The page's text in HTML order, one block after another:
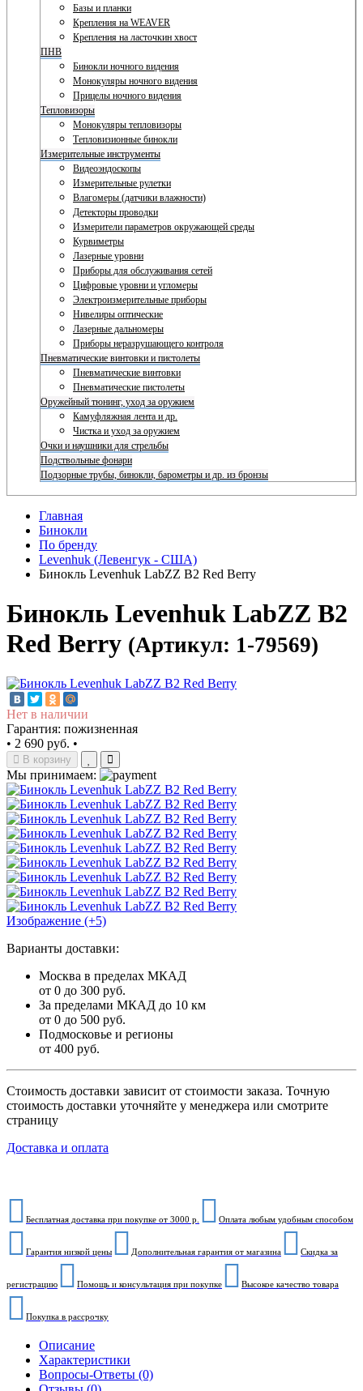
Базы и планки
Крепления на WEAVER
Крепления на ласточкин хвост
ПНВ
Бинокли ночного видения
Монокуляры ночного видения
Прицелы ночного видения
Тепловизоры
Монокуляры тепловизоры
Тепловизионные бинокли
Измерительные инструменты
Видеоэндоскопы
Измерительные рулетки
Влагомеры (датчики влажности)
Детекторы проводки
Измерители параметров окружающей среды
Курвиметры
Лазерные уровни
Приборы для обслуживания сетей
Цифровые уровни и угломеры
Электроизмерительные приборы
Нивелиры оптические
Лазерные дальномеры
Приборы неразрушающего контроля
Пневматические винтовки и пистолеты
Пневматические винтовки
Пневматические пистолеты
Оружейный тюнинг, уход за оружием
Камуфляжная лента и др.
Чистка и уход за оружием
Очки и наушники для стрельбы
Подствольные фонари
Подзорные трубы, бинокли, барометры и др. из бронзы
Главная
Бинокли
По бренду
Levenhuk (Левенгук - США)
Бинокль Levenhuk LabZZ B2 Red Berry
Бинокль Levenhuk LabZZ B2
Red Berry (Артикул: 1-79569)
Нет в наличии
Гарантия: пожизненная
• 2 690 руб. •
В корзину
Мы принимаем:
Изображение (+5)
Варианты доставки:
Москва в пределах МКАД
от 0 до 300 руб.
За пределами МКАД до 10 км
от 0 до 500 руб.
Подмосковье и регионы
от 400 руб.
Стоимость доставки зависит от стоимости заказа. Точную
стоимость доставки уточняйте у менеджера или смотрите
страницу
Доставка и оплата
Бесплатная доставка при покупке от 3000 р. Оплата любым удобным способом
Гарантия низкой цены Дополнительная гарантия от магазина Скидка за
регистрацию Помощь и консультация при покупке Высокое качество товара
Покупка в рассрочку
Описание
Характеристики
Вопросы-Ответы (0)